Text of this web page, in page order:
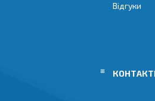
Відгуки